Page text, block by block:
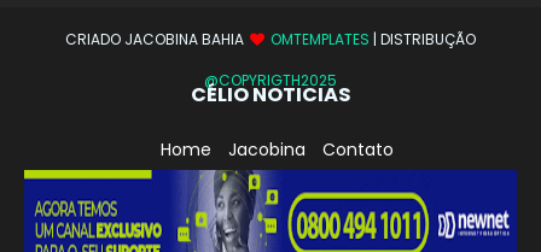
CRIADO JACOBINA BAHIA OMTEMPLATES | DISTRIBUÇÃO
@COPYRIGTH2025
CÉLIO NOTICIAS
Home Jacobina Contato